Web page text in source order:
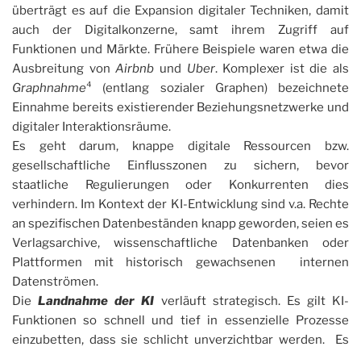
überträgt es auf die Expansion digitaler Techniken, damit
auch der Digitalkonzerne, samt ihrem Zugriff auf
Funktionen und Märkte. Frühere Beispiele waren etwa die
Ausbreitung vonAirbnb und Uber. Komplexer ist die als
Graphnahme⁴ (entlang sozialer Graphen) bezeichnete
Einnahme bereits existierender Beziehungsnetzwerke und
digitaler Interaktionsräume.
Es geht darum, knappe digitale Ressourcen bzw.
gesellschaftliche Einflusszonen zu sichern, bevor
staatliche Regulierungen oder Konkurrenten dies
verhindern. Im Kontext der KI-Entwicklung sind v.a. Rechte
an spezifischen Datenbeständen knapp geworden, seien es
Verlagsarchive, wissenschaftliche Datenbanken oder
Plattformen mit historisch gewachsenen internen
Datenströmen.
Die Landnahme der KI verläuft strategisch. Es gilt KI-
Funktionen so schnell und tief in essenzielle Prozesse
einzubetten, dass sie schlicht unverzichtbar werden. Es